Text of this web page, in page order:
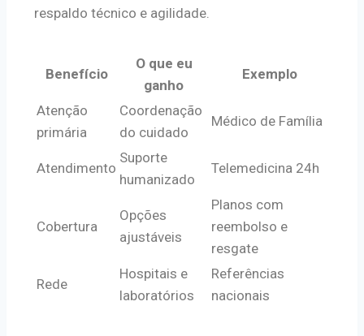
respaldo técnico e agilidade.
Benefício
O que eu
ganho
Exemplo
Atenção
primária
Coordenação
do cuidado
Médico de Família
Atendimento
Suporte
humanizado
Telemedicina 24h
Cobertura
Opções
ajustáveis
Planos com
reembolso e
resgate
Rede
Hospitais e
laboratórios
Referências
nacionais